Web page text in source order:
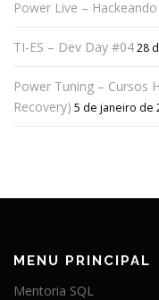
Power Live –
TI-ES – Dev Day #0428
Power Tuning – Cursos
Recovery) 5 de janeiro de
MENU PRINCIPAL
Mentoria SQL